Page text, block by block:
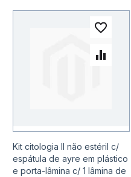
Kit citologia II não estéril c/
espátula de ayre em plástico
e porta-lâmina c/ 1 lâmina de